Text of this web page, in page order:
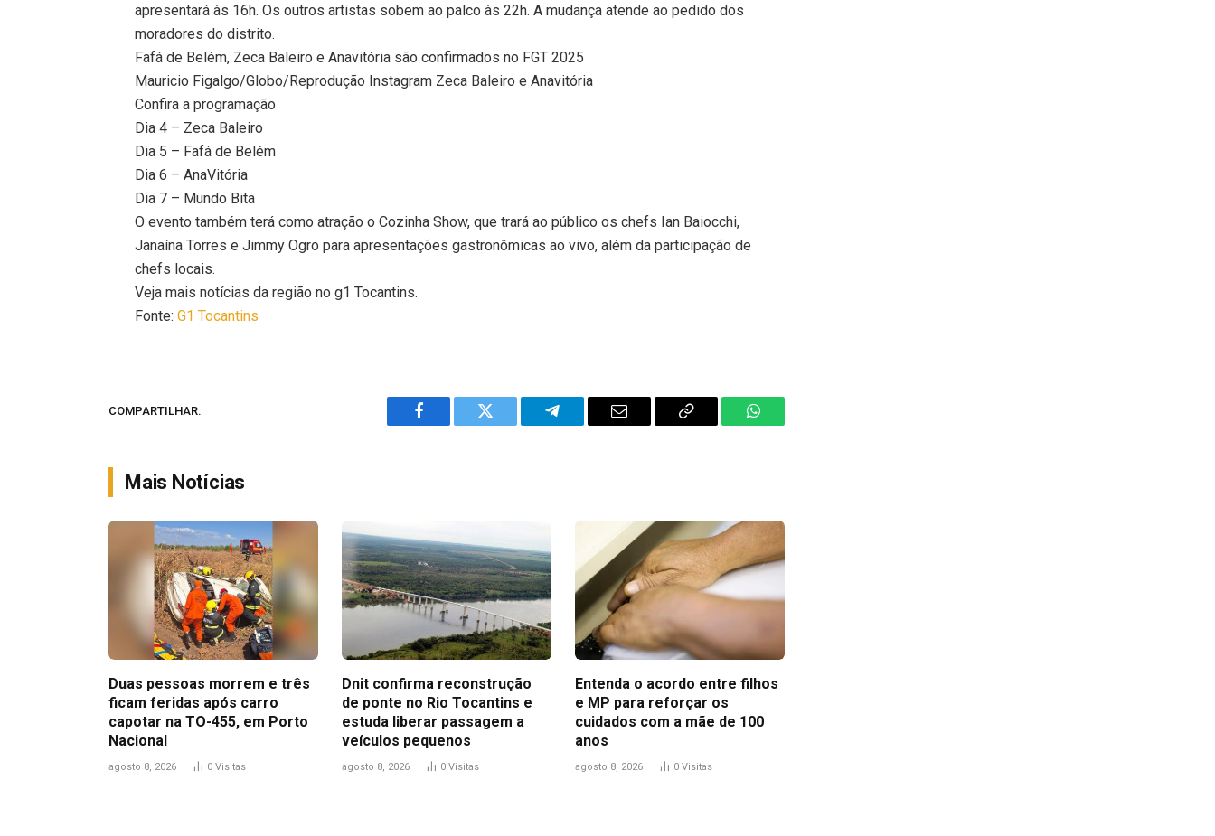
apresentará às 16h. Os outros artistas sobem ao palco às 22h. A mudança atende ao pedido dos
moradores do distrito.
Fafá de Belém, Zeca Baleiro e Anavitória são confirmados no FGT 2025
Mauricio Figalgo/Globo/Reprodução Instagram Zeca Baleiro e Anavitória
Confira a programação
Dia 4 – Zeca Baleiro
Dia 5 – Fafá de Belém
Dia 6 – AnaVitória
Dia 7 – Mundo Bita
O evento também terá como atração o Cozinha Show, que trará ao público os chefs Ian Baiocchi,
Janaína Torres e Jimmy Ogro para apresentações gastronômicas ao vivo, além da participação de
chefs locais.
Veja mais notícias da região no g1 Tocantins.
Fonte:G1 Tocantins
COMPARTILHAR.
Facebook Twitter Telegram Email
Copy
WhatsApp
Mais Notícias
Duas pessoas morrem e três
ficam feridas após carro
capotar na TO-455, em Porto
Nacional
agosto 8, 2026 0 Visitas
Dnit confirma reconstrução
de ponte no Rio Tocantins e
estuda liberar passagem a
veículos pequenos
agosto 8, 2026 0 Visitas
Entenda o acordo entre filhos
e MP para reforçar os
cuidados com a mãe de 100
anos
agosto 8, 2026 0 Visitas